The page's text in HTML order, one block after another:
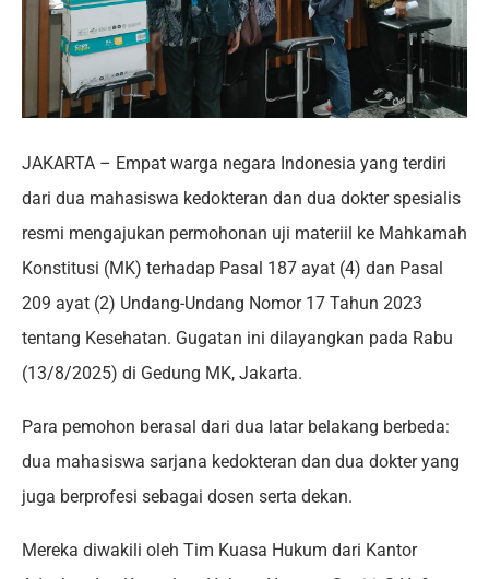
JAKARTA – Empat warga negara Indonesia yang terdiri
dari dua mahasiswa kedokteran dan dua dokter spesialis
resmi mengajukan permohonan uji materiil ke Mahkamah
Konstitusi (MK) terhadap Pasal 187 ayat (4) dan Pasal
209 ayat (2) Undang-Undang Nomor 17 Tahun 2023
tentang Kesehatan. Gugatan ini dilayangkan pada Rabu
(13/8/2025) di Gedung MK, Jakarta.
Para pemohon berasal dari dua latar belakang berbeda:
dua mahasiswa sarjana kedokteran dan dua dokter yang
juga berprofesi sebagai dosen serta dekan.
Mereka diwakili oleh Tim Kuasa Hukum dari Kantor